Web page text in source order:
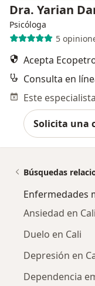
Dra. Yarian
Psicóloga
5
Acepta
Consulta en
Solicita una
Búsquedas
Enfermedades
Ansiedad en Cali
Duelo en Cali
Depresión en
Dependencia